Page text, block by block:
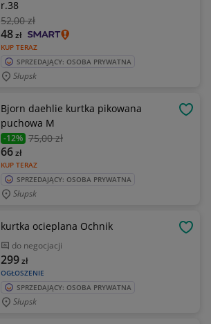
r.38
52,00 zł
KUP TERAZ
48zł
SPRZEDAJĄCY: OSOBA PRYWATNA
Słupsk
Bjorn daehlie kurtka pikowana
puchowa M
-12% 75,00 zł
KUP TERAZ
66zł
SPRZEDAJĄCY: OSOBA PRYWATNA
Słupsk
kurtka ocieplana Ochnik
do negocjacji
OGŁOSZENIE
299zł
SPRZEDAJĄCY: OSOBA PRYWATNA
Słupsk